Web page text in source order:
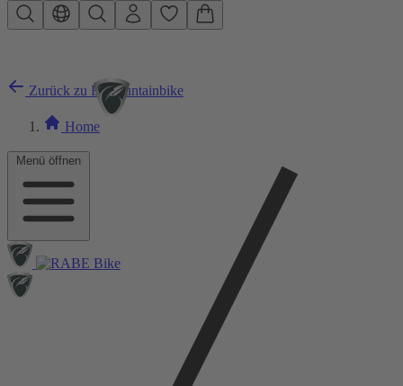
Zum Hauptinhalt springen
Menü öffnen
Zurück zu E-Mountainbike
Home